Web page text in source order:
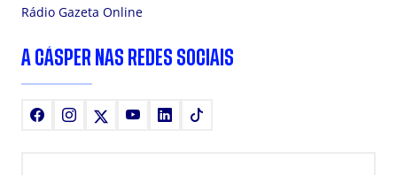
Rádio Gazeta Online
A CÁSPER NAS REDES SOCIAIS
FacebookInstagram YoutubeLinkedIn